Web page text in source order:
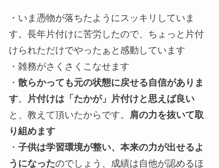
・いま憑物が落ちたようにスッキリしていま
す。長年片付けに苦労したので、ちょっと片付
けられただけでやったぁと感動しています
・雑務がさくさくこなせます
・ 散らかっても元の状態に戻せる自信がありま
す。
片付けは「たかが」片付けと思えば良い
と、教えて頂いたからです。 肩の力を抜いて取
り組めます
・ 子供は学習環境が整い、本来の力が出せるよ
うになったのでしょう、成績は自他が認めるほ